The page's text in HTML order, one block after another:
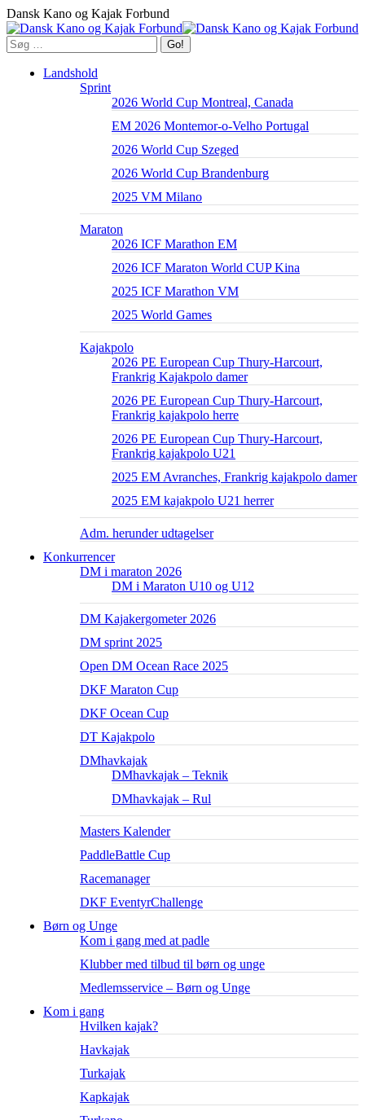
Skip
to
content
Dansk Kano og Kajak Forbund
Search:
Landshold
Sprint
2026 World Cup Montreal, Canada
EM 2026 Montemor-o-Velho Portugal
2026 World Cup Szeged
2026 World Cup Brandenburg
2025 VM Milano
Maraton
2026 ICF Marathon EM
2026 ICF Maraton World CUP Kina
2025 ICF Marathon VM
2025 World Games
Kajakpolo
2026 PE European Cup Thury-Harcourt,
Frankrig Kajakpolo damer
2026 PE European Cup Thury-Harcourt,
Frankrig kajakpolo herre
2026 PE European Cup Thury-Harcourt,
Frankrig kajakpolo U21
2025 EM Avranches, Frankrig kajakpolo damer
2025 EM kajakpolo U21 herrer
Adm. herunder udtagelser
Konkurrencer
DM i maraton 2026
DM i Maraton U10 og U12
DM Kajakergometer 2026
DM sprint 2025
Open DM Ocean Race 2025
DKF Maraton Cup
DKF Ocean Cup
DT Kajakpolo
DMhavkajak
DMhavkajak – Teknik
DMhavkajak – Rul
Masters Kalender
PaddleBattle Cup
Racemanager
DKF EventyrChallenge
Børn og Unge
Kom i gang med at padle
Klubber med tilbud til børn og unge
Medlemsservice – Børn og Unge
Kom i gang
Hvilken kajak?
Havkajak
Turkajak
Kapkajak